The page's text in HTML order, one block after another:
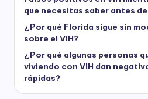
que necesitas saber antes
¿Por qué Florida sigue sin
sobre el VIH?
¿Por qué algunas personas
viviendo con VIH dan
rápidas?